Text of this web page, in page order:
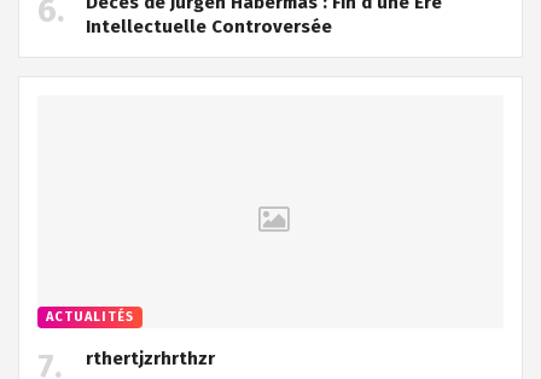
Intellectuelle Controversée
ACTUALITÉS
rthertjzrhrthzr